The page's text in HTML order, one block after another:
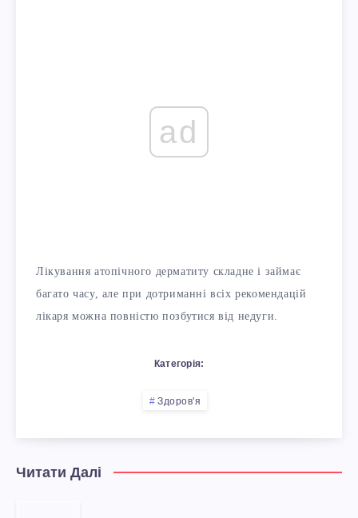
ad
Лікування атопічного дерматиту складне і займає
багато часу, але при дотриманні всіх рекомендацій
лікаря можна повністю позбутися від недуги.
Категорія:
Здоров'я
Читати Далі